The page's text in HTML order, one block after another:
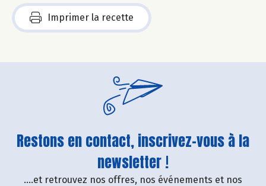
Imprimer la recette
Restons en contact, inscrivez-vous à la
newsletter !
....et retrouvez nos offres, nos événements et nos